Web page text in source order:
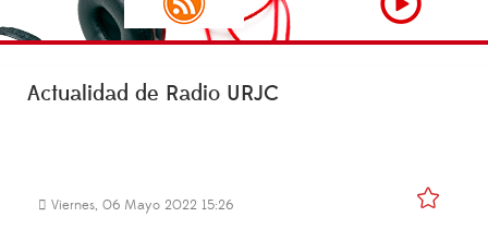
Actualidad de Radio URJC
Viernes, 06 Mayo 2022 15:26